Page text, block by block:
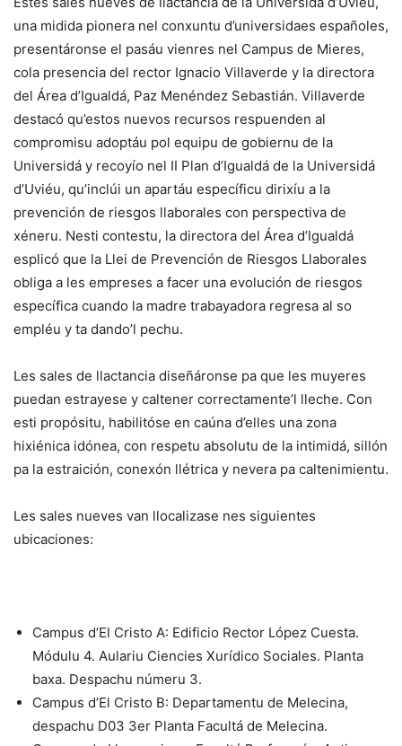
una midida pionera nel conxuntu d’universidaes españoles,
presentáronse el pasáu vienres nel Campus de Mieres,
cola presencia del rector Ignacio Villaverde y la directora
del Área d’Igualdá, Paz Menéndez Sebastián. Villaverde
destacó qu’estos nuevos recursos respuenden al
compromisu adoptáu pol equipu de gobiernu de la
Universidá y recoyío nel II Plan d’Igualdá de la Universidá
d’Uviéu, qu’inclúi un apartáu específicu dirixíu a la
prevención de riesgos llaborales con perspectiva de
xéneru. Nesti contestu, la directora del Área d’Igualdá
esplicó que la Llei de Prevención de Riesgos Llaborales
obliga a les empreses a facer una evolución de riesgos
específica cuando la madre trabayadora regresa al so
empléu y ta dando’l pechu.
Les sales de llactancia diseñáronse pa que les muyeres
puedan estrayese y caltener correctamente’l lleche. Con
esti propósitu, habilitóse en caúna d’elles una zona
hixiénica idónea, con respetu absolutu de la intimidá, sillón
pa la estraición, conexón llétrica y nevera pa caltenimientu.
Les sales nueves van llocalizase nes siguientes
ubicaciones:
Campus d’El Cristo A: Edificio Rector López Cuesta.
Módulu 4. Aulariu Ciencies Xurídico Sociales. Planta
baxa. Despachu númeru 3.
Campus d’El Cristo B: Departamentu de Melecina,
despachu D03 3er Planta Facultá de Melecina.